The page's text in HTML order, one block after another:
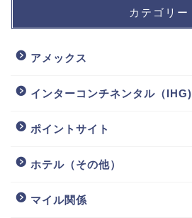
カテゴリー
アメックス
インターコンチネンタル（IHG)
ポイントサイト
ホテル（その他）
マイル関係